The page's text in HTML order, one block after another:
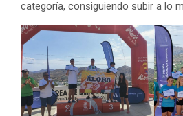
categoría, consiguiendo subir a lo